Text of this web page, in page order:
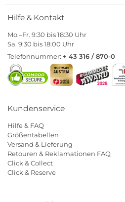
Hilfe & Kontakt
Mo.–Fr. 9:30 bis 18:30 Uhr
Sa. 9:30 bis 18:00 Uhr
Telefonnummer: + 43 316 / 870-0
Kundenservice
Hilfe & FAQ
Größentabellen
Versand & Lieferung
Retouren & Reklamationen FAQ
Click & Collect
Click & Reserve